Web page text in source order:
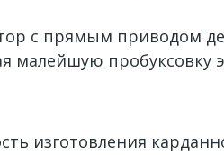
с прямым приводом
малейшую пробуксовку
изготовления